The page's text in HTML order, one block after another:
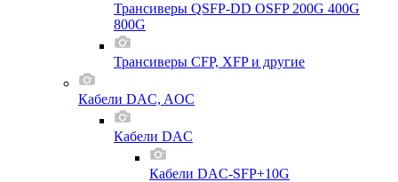
Трансиверы QSFP-DD OSFP 200G 400G
800G
Трансиверы CFP, XFP и другие
Кабели DAC, AOC
Кабели DAC
Кабели DAC-SFP+10G